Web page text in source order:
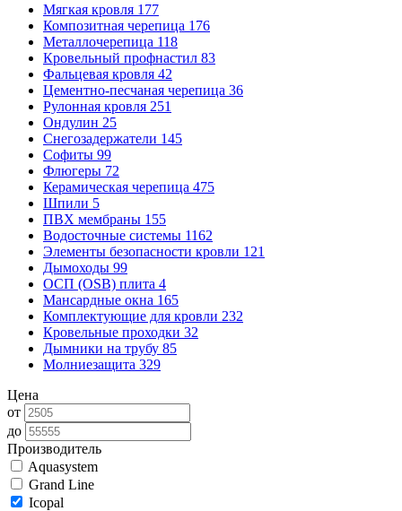
Мягкая кровля 177
Композитная черепица 176
Металлочерепица 118
Кровельный профнастил 83
Фальцевая кровля 42
Цементно-песчаная черепица 36
Рулонная кровля 251
Ондулин 25
Снегозадержатели 145
Софиты 99
Флюгеры 72
Керамическая черепица 475
Шпили 5
ПВХ мембраны 155
Водосточные системы 1162
Элементы безопасности кровли 121
Дымоходы 99
ОСП (OSB) плита 4
Мансардные окна 165
Комплектующие для кровли 232
Кровельные проходки 32
Дымники на трубу 85
Молниезащита 329
Цена
от
до
Производитель
Aquasystem
Grand Line
Icopal